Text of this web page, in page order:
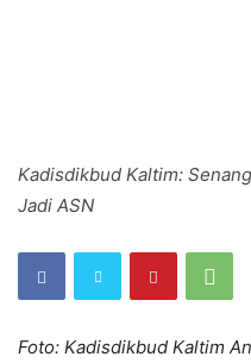
Kadisdikbud Kaltim:
Jadi ASN
Foto: Kadisdikbud Kaltim